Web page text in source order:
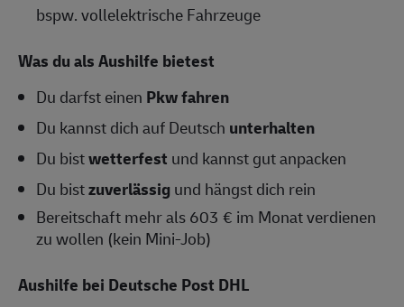
bspw. vollelektrische Fahrzeuge
Was du als Aushilfe bietest
Du darfst einen Pkw fahren
Du kannst dich auf Deutsch unterhalten
Du bistwetterfest und kannst gut anpacken
Du bistzuverlässigund hängst dich rein
Bereitschaft mehr als 603 € im Monat verdienen
zu wollen (kein Mini-Job)
Aushilfe bei Deutsche Post DHL